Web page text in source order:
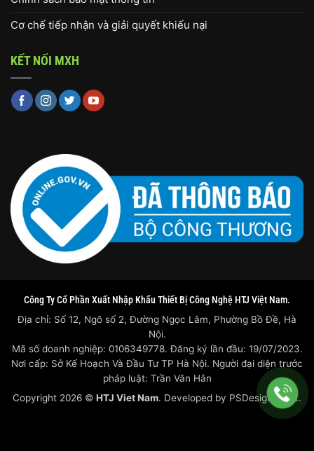
Cơ chế tiếp nhận và giải quyết khiếu nại
KẾT NỐI MXH
Công Ty Cổ Phần Xuất Nhập Khẩu Thiết Bị Công Nghệ HTJ Việt Nam.
Địa chỉ: Số 12, Ngõ số 2, Đường Ngọc Lâm, Phường Bồ Đề, Hà
Nội.
Mã số doanh nghiệp: 0106349778. Đăng ký lần đầu: 19/07/2023.
Nơi cấp: Sở Kế Hoạch Và Đầu Tư TP Hà Nội. Người đại diện trước
pháp luật: Trần Văn Hân
Copyright 2026 © HTJ Viet Nam. Developed by PSDesigner.net.